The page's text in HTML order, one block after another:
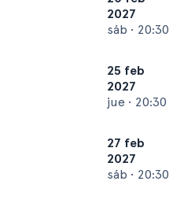
2027
sáb • 20:30
25 feb
2027
jue • 20:30
27 feb
2027
sáb • 20:30